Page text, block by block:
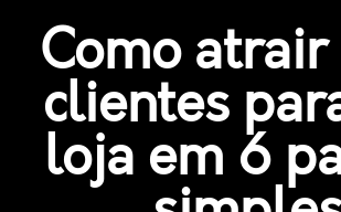
Como atrair
clientes
loja em 6